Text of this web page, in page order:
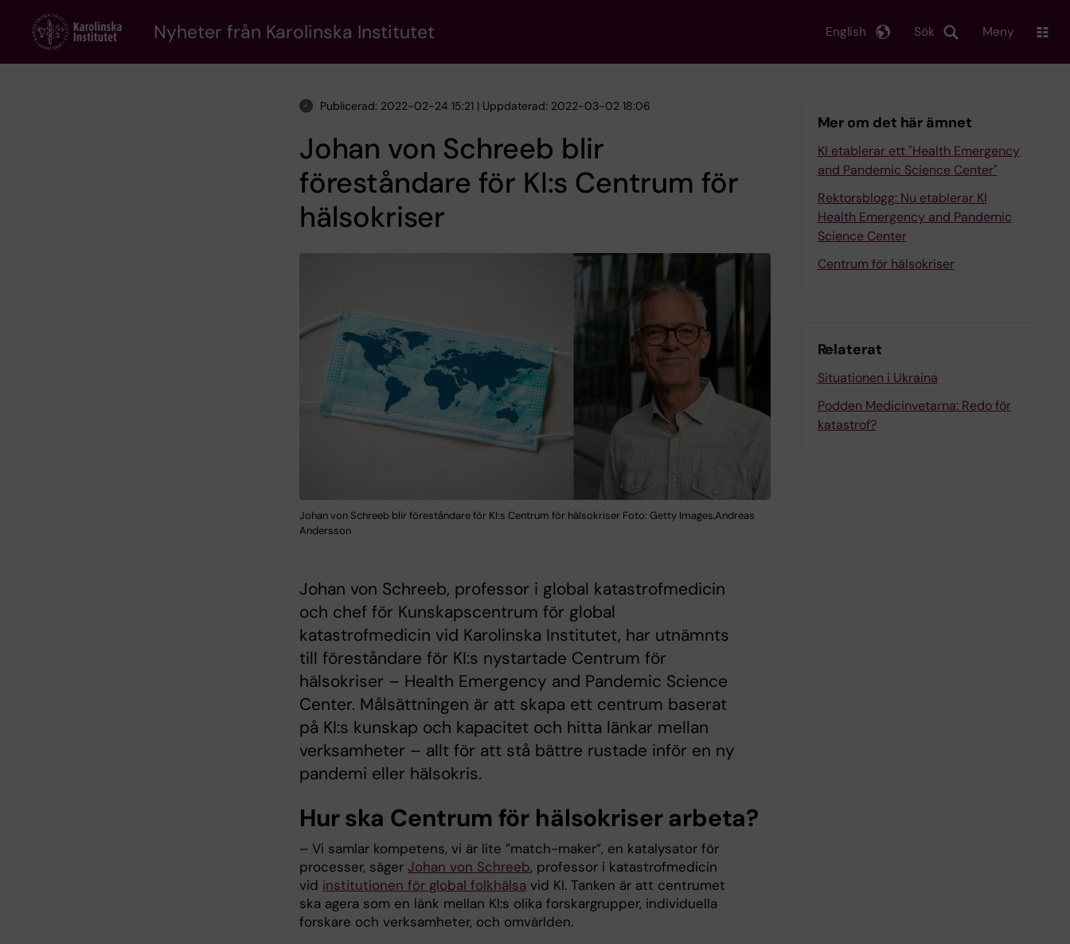
content
Nyheter från Karolinska Institutet Sök
English Meny
Publicerad: 2022-02-24 15:21 | Uppdaterad: 2022-03-02 18:06
Johan von Schreeb blir
föreståndare för KI:s Centrum för
hälsokriser
Johan von Schreeb blir föreståndare för KI:s Centrum för hälsokriser Foto: Getty Images,Andreas
Andersson
Johan von Schreeb, professor i global katastrofmedicin
och chef för Kunskapscentrum för global
katastrofmedicin vid Karolinska Institutet, har utnämnts
till föreståndare för KI:s nystartade Centrum för
hälsokriser – Health Emergency and Pandemic Science
Center. Målsättningen är att skapa ett centrum baserat
på KI:s kunskap och kapacitet och hitta länkar mellan
verksamheter – allt för att stå bättre rustade inför en ny
pandemi eller hälsokris.
Hur ska Centrum för hälsokriser arbeta?
– Vi samlar kompetens, vi är lite ”match-maker”, en katalysator för
processer, säger Johan von Schreeb, professor i katastrofmedicin
vid institutionen för global folkhälsa vid KI. Tanken är att centrumet
ska agera som en länk mellan KI:s olika forskargrupper, individuella
forskare och verksamheter, och omvärlden.
Mer om det här ämnet
KI etablerar ett "Health Emergency
and Pandemic Science Center"
Rektorsblogg: Nu etablerar KI
Health Emergency and Pandemic
Science Center
Centrum för hälsokriser
Relaterat
Situationen i Ukraina
Podden Medicinvetarna: Redo för
katastrof?